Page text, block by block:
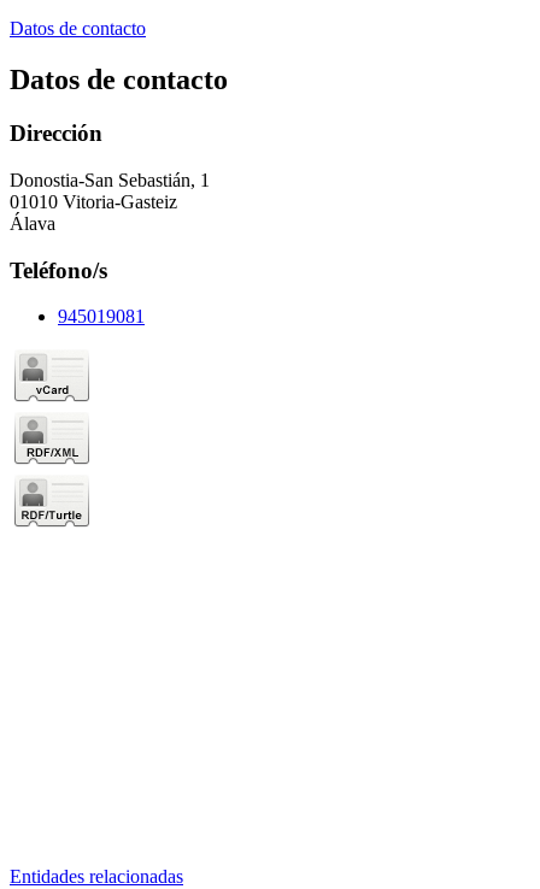
Datos de contacto
Datos de contacto
Dirección
Donostia-San Sebastián, 1
01010 Vitoria-Gasteiz
Álava
Teléfono/s
945019081
Entidades relacionadas